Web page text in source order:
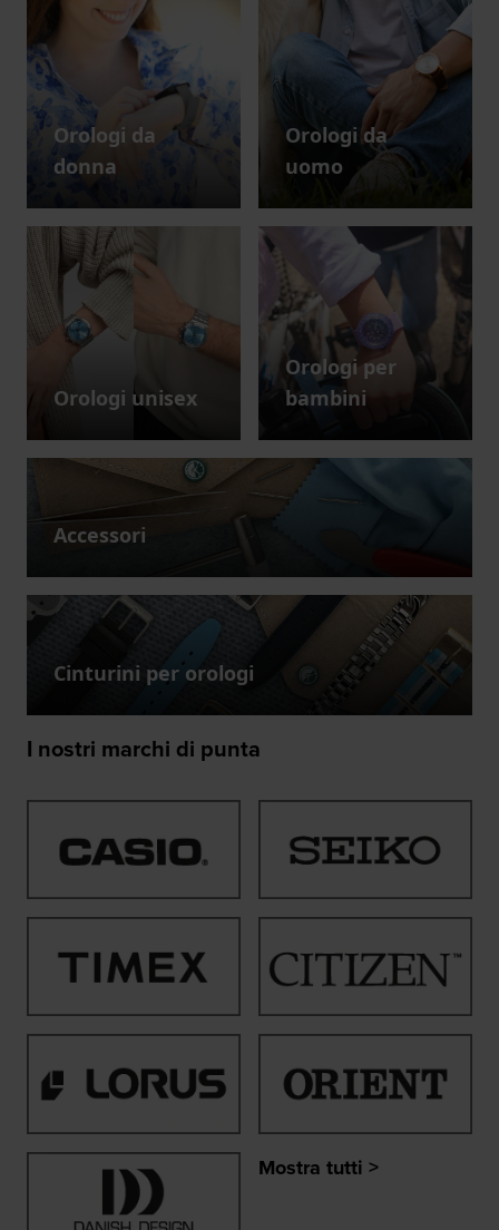
Orologi da
donna
Orologi da
uomo
Orologi unisex
Orologi per
bambini
Accessori
Cinturini per orologi
I nostri marchi di punta
Mostra tutti >